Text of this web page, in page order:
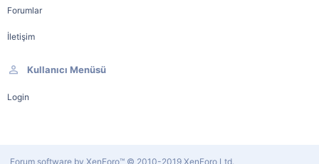
Forumlar
İletişim
Kullanıcı Menüsü
Login
Forum software by XenForo™ © 2010-2019 XenForo Ltd.